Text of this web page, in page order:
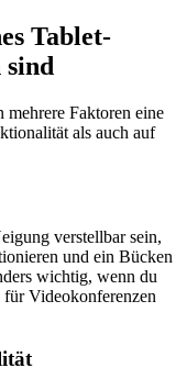
Tablet-
sind
mehrere Faktoren eine
als auch auf
verstellbar sein,
und ein Bücken
wichtig, wenn du
für Videokonferenzen